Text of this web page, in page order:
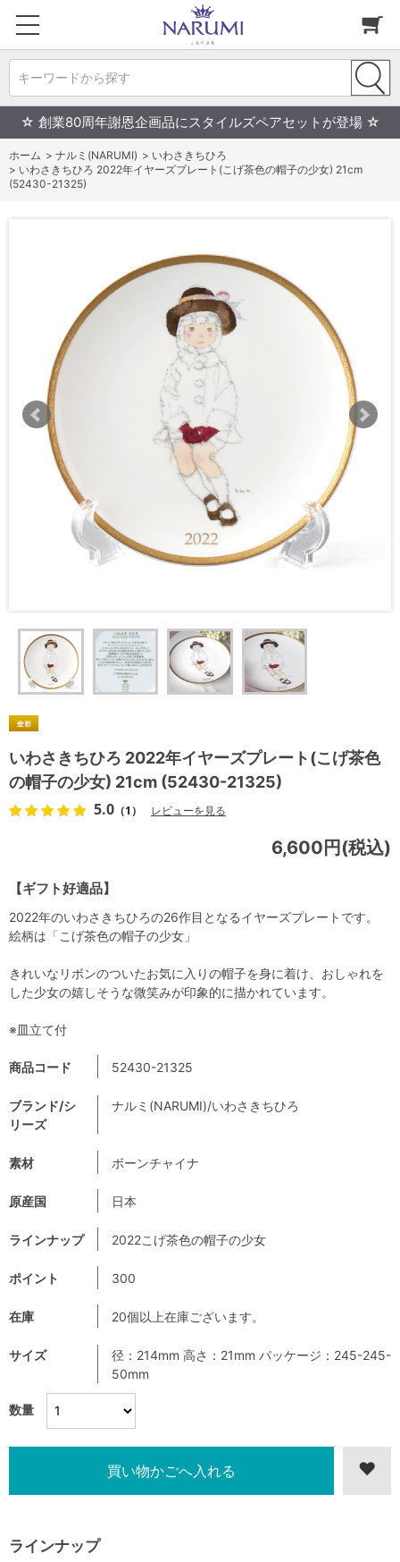
キーワードから探す
☆ 創業80周年謝恩企画品にスタイルズペアセットが登場 ☆
ホーム > ナルミ(NARUMI) > いわさきちひろ
> いわさきちひろ 2022年イヤーズプレート(こげ茶色の帽子の少女) 21cm
(52430-21325)
いわさきちひろ 2022年イヤーズプレート(こげ茶色
の帽子の少女) 21cm (52430-21325)
5.0 （1） レビューを見る
【ギフト好適品】
6,600円(税込)
数量
商品コード 52430-21325
ブランド/シ
リーズ
ナルミ(NARUMI)/いわさきちひろ
素材 ボーンチャイナ
原産国 日本
ラインナップ 2022こげ茶色の帽子の少女
ポイント 300
在庫 20個以上在庫ございます。
サイズ
径：214mm 高さ：21mm パッケージ：245-245-
50mm
ラインナップ
2022年のいわさきちひろの26作目となるイヤーズプレートです。
絵柄は「こげ茶色の帽子の少女」
きれいなリボンのついたお気に入りの帽子を身に着け、おしゃれを
した少女の嬉しそうな微笑みが印象的に描かれています。
※皿立て付